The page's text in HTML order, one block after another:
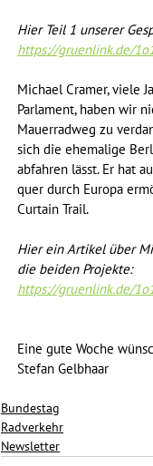
Hier Teil 1 unserer
https://gruenlink.de/
Michael Cramer, viele
Parlament, haben wir
Mauerradweg zu
sich die ehemalige
abfahren lässt. Er hat
quer durch Europa
Curtain Trail.
Hier ein Artikel über
die beiden Projekte:
https://gruenlink.de/
Eine gute Woche
Stefan Gelbhaar
Bundestag
Radverkehr
Newsletter